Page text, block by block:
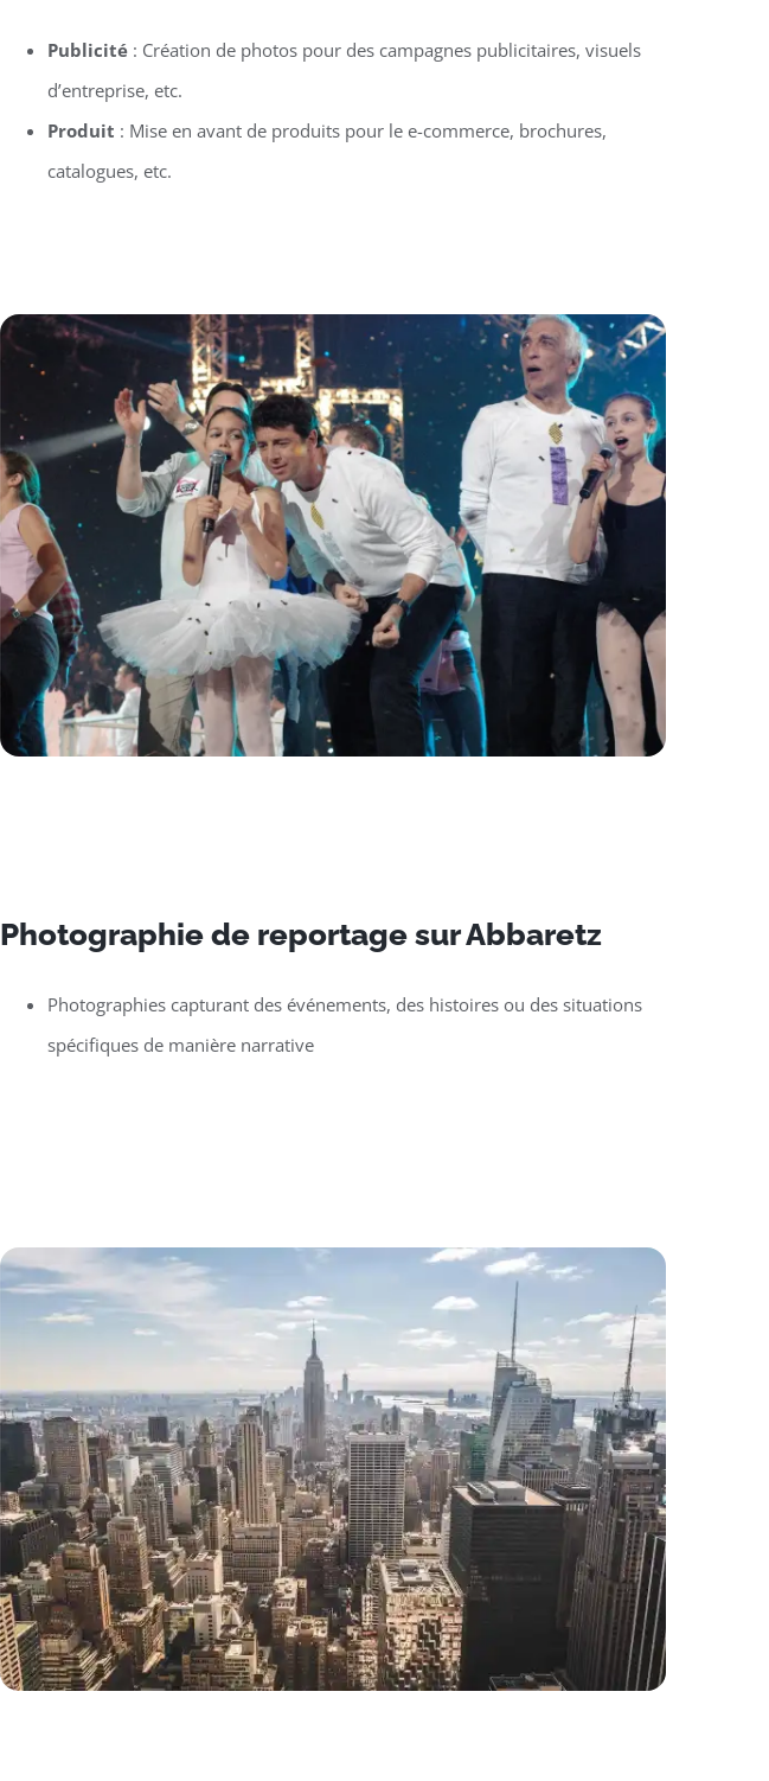
Publicité : Création de photos pour des campagnes publicitaires, visuels
d’entreprise, etc.
Produit : Mise en avant de produits pour le e-commerce, brochures,
catalogues, etc.
Photographie de reportage sur Abbaretz
Photographies capturant des événements, des histoires ou des situations
spécifiques de manière narrative